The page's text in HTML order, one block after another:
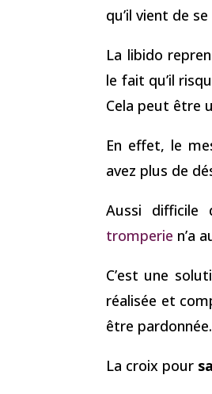
qu’il vient de
La libido
le fait qu’il
Cela peut être
En effet, le
avez plus de
Aussi difficile
tromperie n’a
C’est une
réalisée et
être pardonnée.
La croix pour